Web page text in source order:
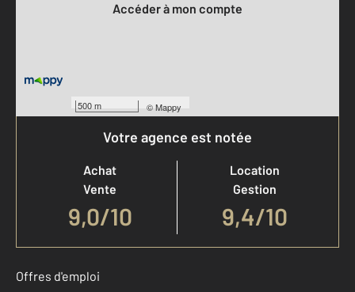
500 m ©Mappy
Accéder à mon compte
Votre agence est notée
Achat
Vente
9,0/10
Location
Gestion
9,4/10
Offres d'emploi